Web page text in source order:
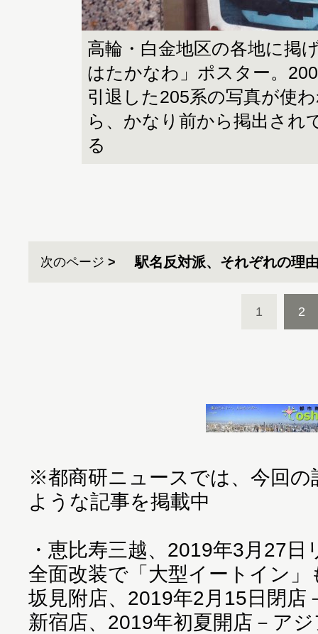
高輪・白金地区の各地に掲
はたかなわ」ポスター。
引退した205系の写真が使
ら、かなり前から掲出され
る
次のページ 駅名反対派、それぞれの理
1 2
※都商研ニュースでは、今回の
ような記事を掲載中
・ 恵比寿三越、2019年3月27日
全面改装で「大型イートイン」
坂見附店、2019年2月15日閉店
新宿店、2019年初夏開店－ア